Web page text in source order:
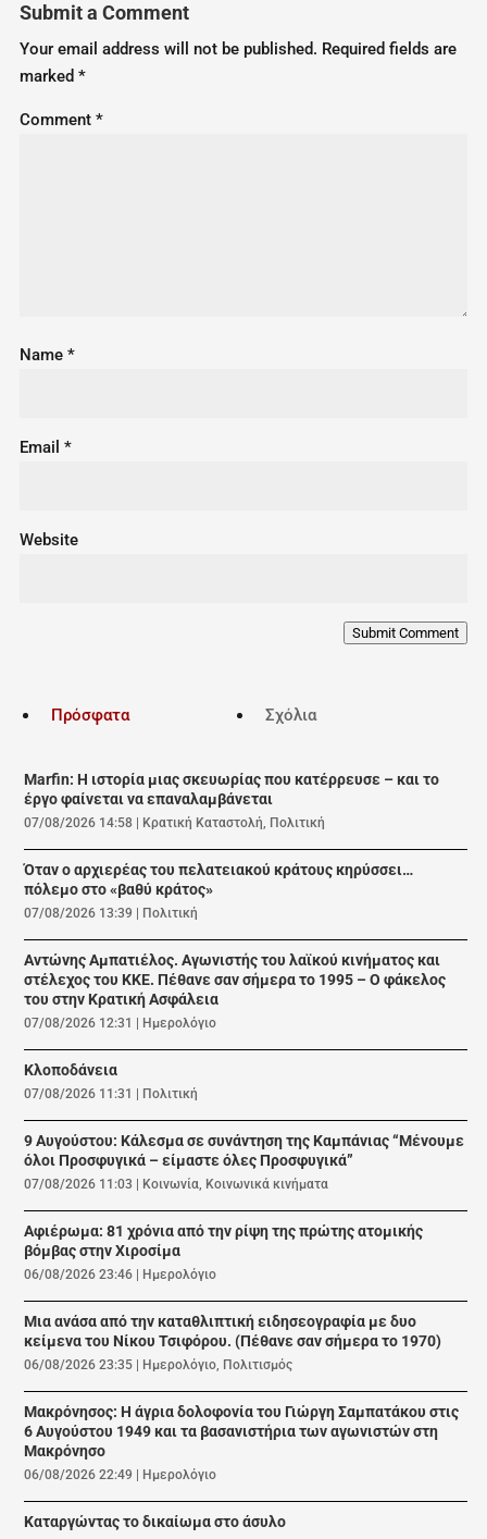
Submit a Comment
Your email address will not be published. Required fields are
marked *
Comment *
Name *
Email *
Website
Submit Comment
Πρόσφατα Σχόλια
Marfin: Η ιστορία μιας σκευωρίας που κατέρρευσε – και το
έργο φαίνεται να επαναλαμβάνεται
07/08/2026 14:58 Κρατική Καταστολή, Πολιτική
Όταν ο αρχιερέας του πελατειακού κράτους κηρύσσει…
πόλεμο στο «βαθύ κράτος»
07/08/2026 13:39 Πολιτική
Αντώνης Αμπατιέλος. Αγωνιστής του λαϊκού κινήματος και
στέλεχος του ΚΚΕ. Πέθανε σαν σήμερα το 1995 – Ο φάκελος
του στην Κρατική Ασφάλεια
07/08/2026 12:31 Ημερολόγιο
Κλοποδάνεια
07/08/2026 11:31 Πολιτική
9 Αυγούστου: Κάλεσμα σε συνάντηση της Καμπάνιας “Μένουμε
όλοι Προσφυγικά – είμαστε όλες Προσφυγικά”
07/08/2026 11:03 Κοινωνία, Κοινωνικά κινήματα
Αφιέρωμα: 81 χρόνια από την ρίψη της πρώτης ατομικής
βόμβας στην Χιροσίμα
06/08/2026 23:46 Ημερολόγιο
Μια ανάσα από την καταθλιπτική ειδησεογραφία με δυο
κείμενα του Νίκου Τσιφόρου. (Πέθανε σαν σήμερα το 1970)
06/08/2026 23:35 Ημερολόγιο, Πολιτισμός
Μακρόνησος: Η άγρια δολοφονία του Γιώργη Σαμπατάκου στις
6 Αυγούστου 1949 και τα βασανιστήρια των αγωνιστών στη
Μακρόνησο
06/08/2026 22:49 Ημερολόγιο
Καταργώντας το δικαίωμα στο άσυλο